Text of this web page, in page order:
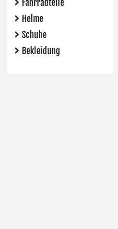
Fahrradteile
Helme
Schuhe
Bekleidung